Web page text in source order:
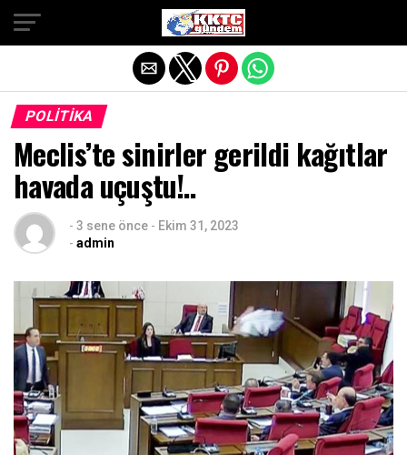
POLITIKA
Meclis’te sinirler gerildi kağıtlar
havada uçuştu!..
- 3 sene önce - Ekim 31, 2023
- admin
Exit mobile version